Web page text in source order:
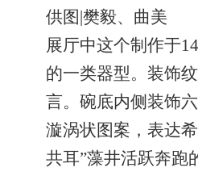
供图|樊毅、曲美
展厅中这个制作于
的一类器型。装饰
言。碗底内侧装饰
漩涡状图案，表达
共耳”藻井活跃奔跑